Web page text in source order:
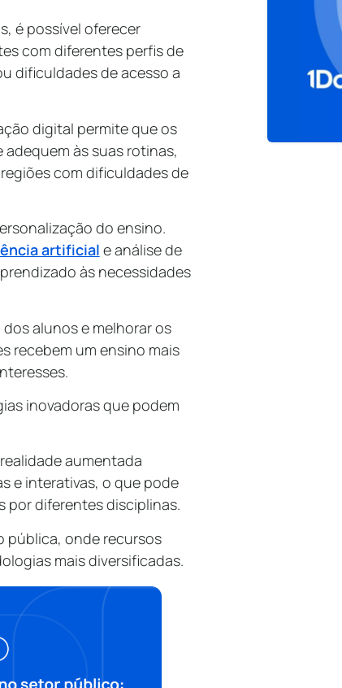
é possível oferecer
com diferentes perfis de
dificuldades de acesso a
digital permite que os
às suas rotinas,
com dificuldades de
do ensino.
artificial e análise de
às necessidades
alunos e melhorar os
recebem um ensino mais
inovadoras que podem
aumentada
e interativas, o que pode
por diferentes disciplinas.
pública, onde recursos
mais diversificadas.